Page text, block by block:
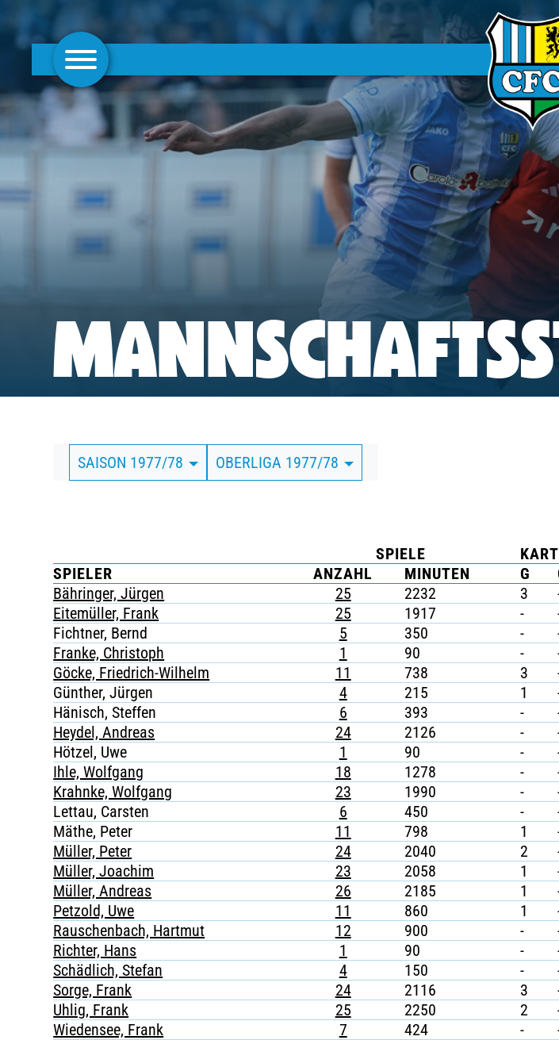
AKTUELLES
FRAUEN
CLUBMITGLIEDSCHAFT
BUSINESS
SÜDKURVE
TICKETING
SAISON 1977/78 OBERLIGA 1977/78
SPIELE
SPIELER
ANZAHL MINUTEN G
Bähringer, Jürgen
25 2232 3
Eitemüller, Frank
25 1917 -
Fichtner, Bernd
5 350 -
Franke, Christoph
1 90 -
Göcke, Friedrich-Wilhelm
11 738 3
Günther, Jürgen
4 215 1
Hänisch, Steffen
6 393 -
Heydel, Andreas
24 2126 -
Hötzel, Uwe
1 90 -
Ihle, Wolfgang
18 1278 -
Krahnke, Wolfgang
23 1990 -
Lettau, Carsten
6 450 -
Mäthe, Peter
11 798 1
Müller, Peter
24 2040 2
Müller, Joachim
23 2058 1
Müller, Andreas
26 2185 1
Petzold, Uwe
11 860 1
Rauschenbach, Hartmut
12 900 -
Richter, Hans
1 90 -
Schädlich, Stefan
4 150 -
Sorge, Frank
24 2116 3
Uhlig, Frank
25 2250 2
Wiedensee, Frank
7 424 -